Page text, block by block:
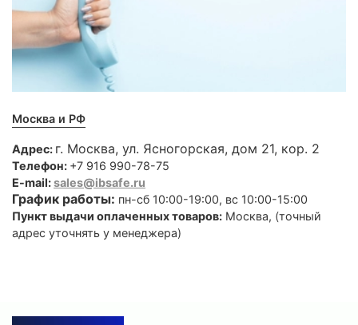
Москва и РФ
Адрес: г. Москва, ул. Ясногорская, дом 21, кор. 2
Телефон: +7 916 990-78-75
E-mail:sales@ibsafe.ru
График работы: пн-сб 10:00-19:00, вс 10:00-15:00
Пункт выдачи оплаченных товаров: Москва, (точный
адрес уточнять у менеджера)